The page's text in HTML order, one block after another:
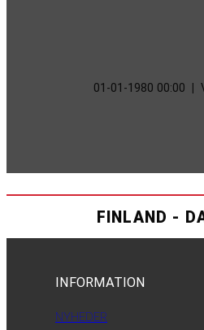
01-01-1980 00:00
FINLAND -
INFORMATION
NYHEDER